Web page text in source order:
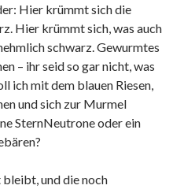
Hier krümmt sich die
Hier krümmt sich, was auch
schwarz. Gewurmtes
– ihr seid so gar nicht, was
ich mit dem blauen Riesen,
und sich zur Murmel
SternNeutrone oder ein
bleibt, und die noch